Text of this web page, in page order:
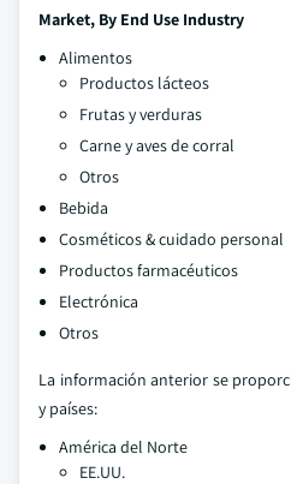
Market, By End Use Industry
Alimentos
Productos lácteos
Frutas y verduras
Carne y aves de corral
Otros
Bebida
Cosméticos & cuidado personal
Productos farmacéuticos
Electrónica
Otros
La información anterior se
y países:
América del Norte
EE.UU.